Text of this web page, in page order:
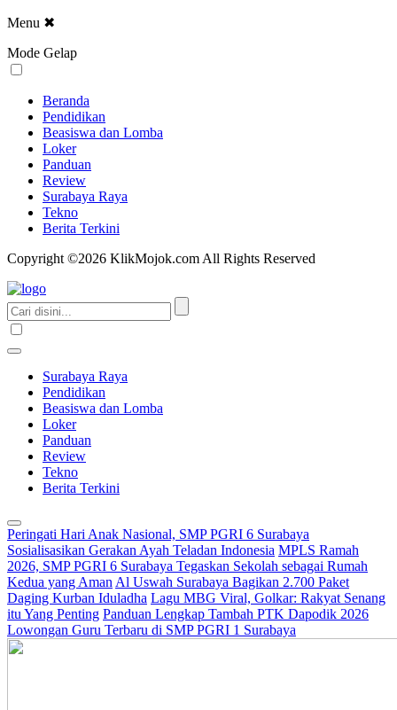
Menu ✖
Mode Gelap
Beranda
Pendidikan
Beasiswa dan Lomba
Loker
Panduan
Review
Surabaya Raya
Tekno
Berita Terkini
Copyright ©2026 KlikMojok.com All Rights Reserved
Surabaya Raya
Pendidikan
Beasiswa dan Lomba
Loker
Panduan
Review
Tekno
Berita Terkini
Peringati Hari Anak Nasional, SMP PGRI 6 Surabaya
Sosialisasikan Gerakan Ayah Teladan Indonesia MPLS Ramah
2026, SMP PGRI 6 Surabaya Tegaskan Sekolah sebagai Rumah
Kedua yang Aman Al Uswah Surabaya Bagikan 2.700 Paket
Daging Kurban Iduladha Lagu MBG Viral, Golkar: Rakyat Senang
itu Yang Penting Panduan Lengkap Tambah PTK Dapodik 2026
Lowongan Guru Terbaru di SMP PGRI 1 Surabaya